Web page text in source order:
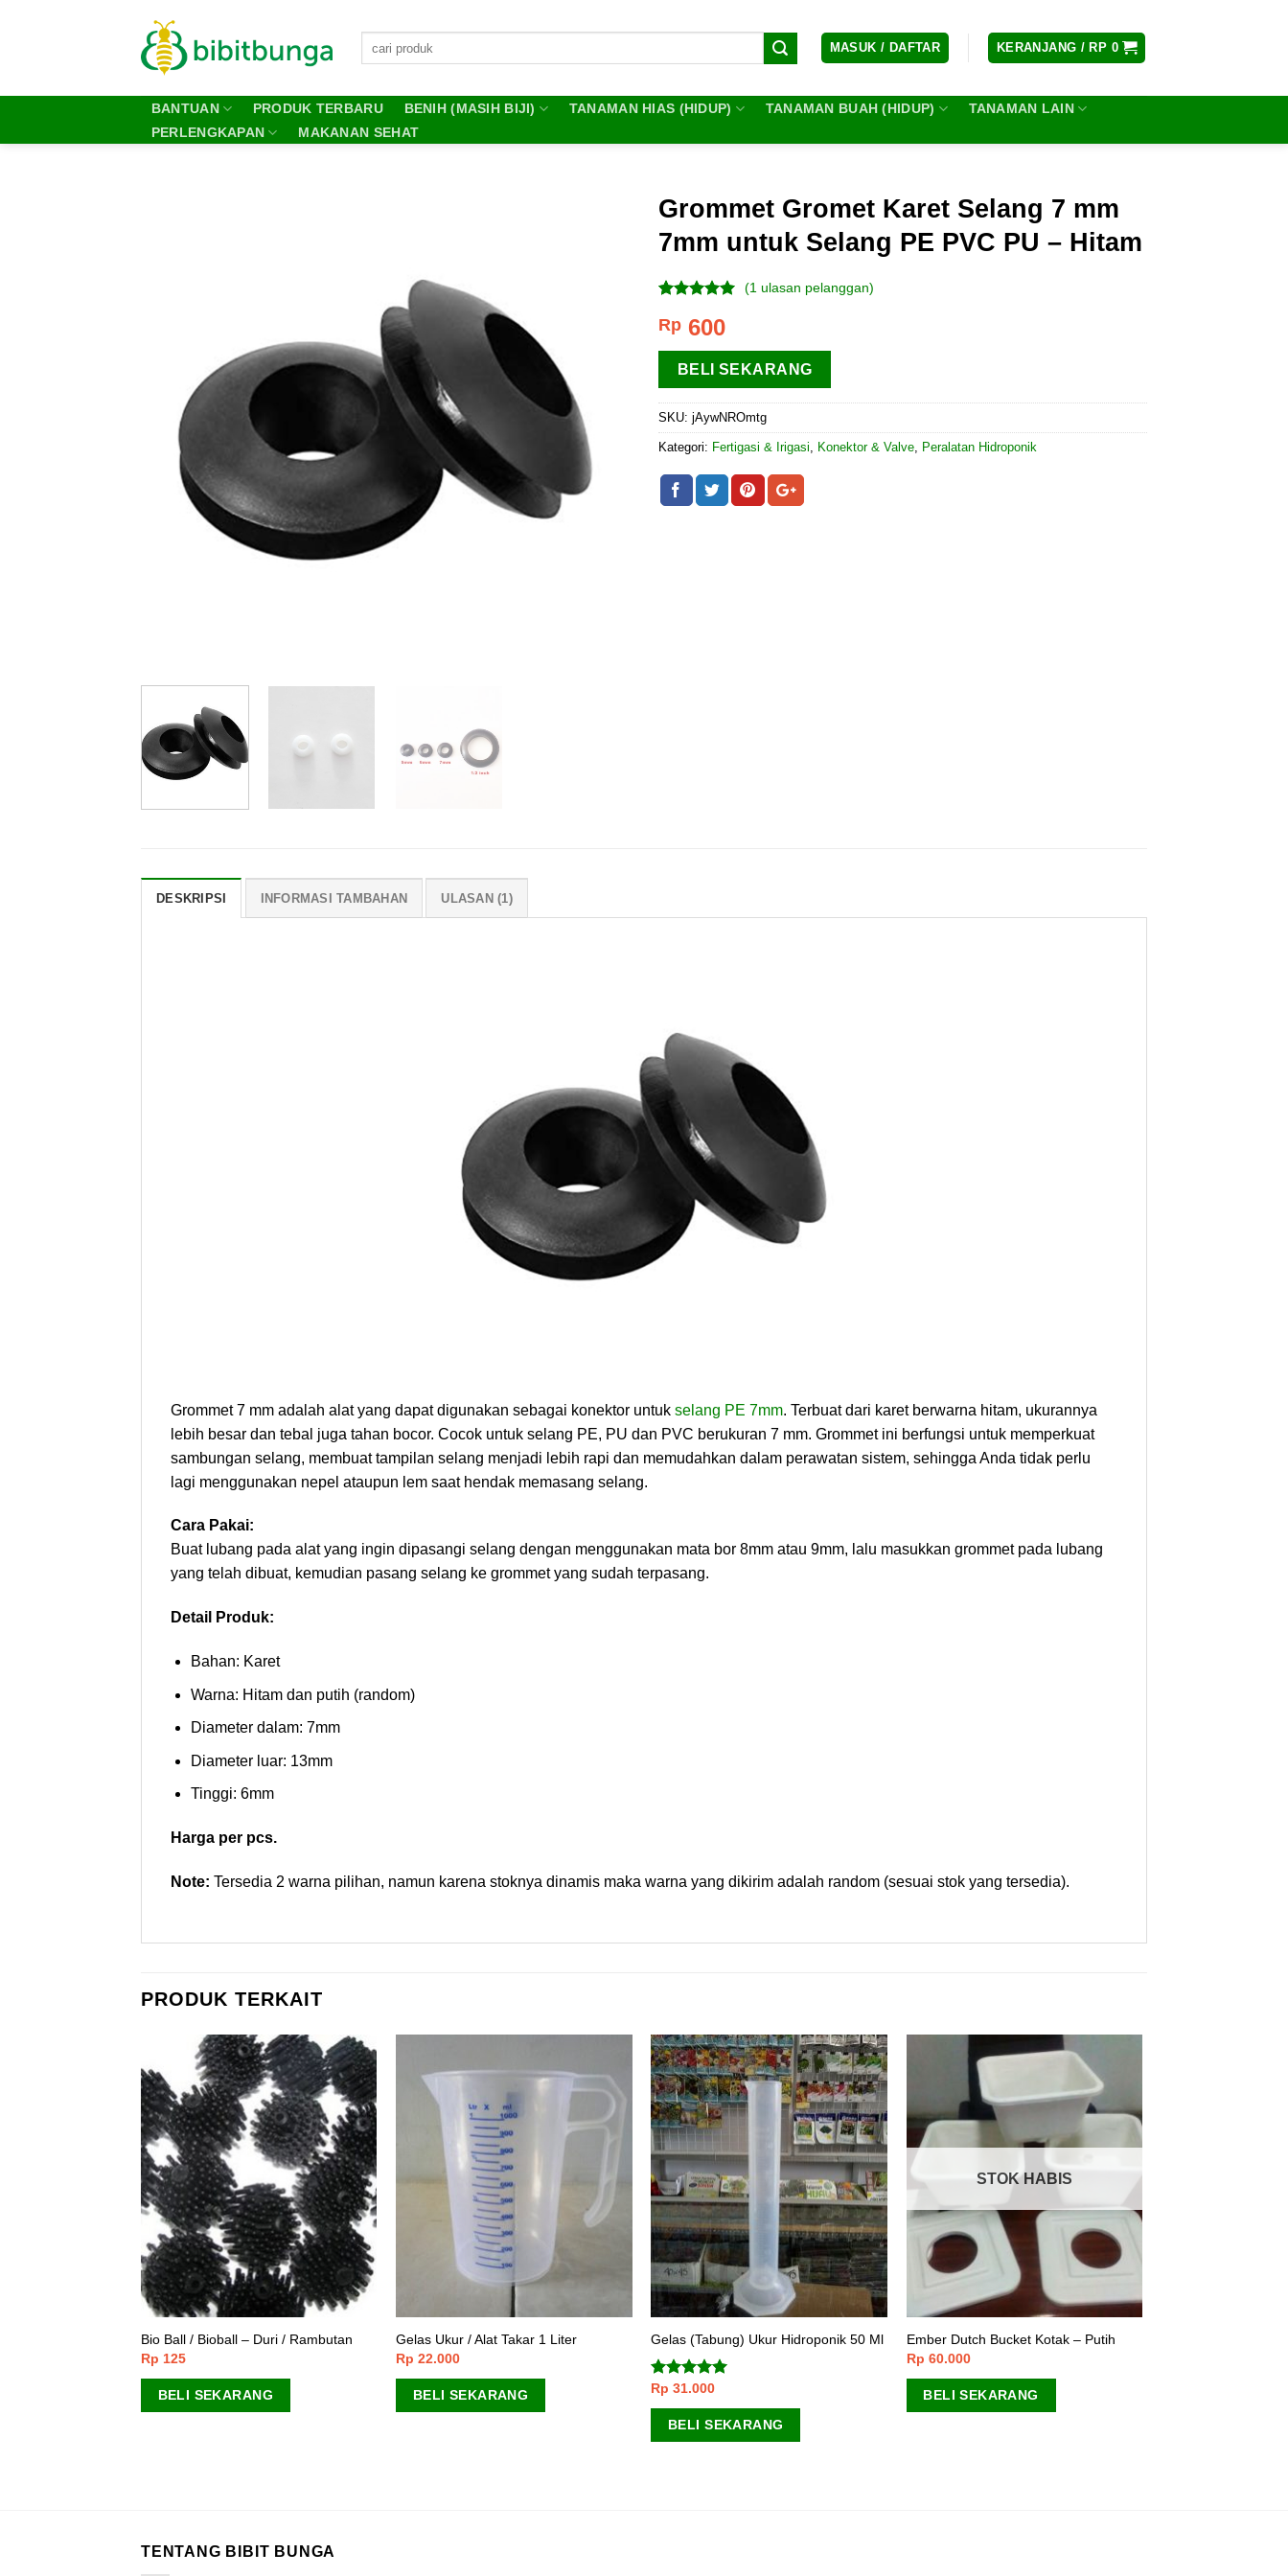
MASUK / DAFTAR KERANJANG / RP 0
BANTUAN PRODUK TERBARU BENIH (MASIH BIJI) TANAMAN HIAS (HIDUP) TANAMAN BUAH (HIDUP)
TANAMAN LAIN
PERLENGKAPAN
MAKANAN SEHAT
Grommet Gromet Karet Selang 7 mm
7mm untuk Selang PE PVC PU – Hitam
5.00 dari 5
berdasarkan
penilaian
pelanggan
(1 ulasan pelanggan)
Rp 600
BELI SEKARANG
SKU: jAywNROmtg
Kategori: Fertigasi & Irigasi, Konektor & Valve, Peralatan Hidroponik
DESKRIPSI INFORMASI TAMBAHAN ULASAN (1)
Grommet 7 mm adalah alat yang dapat digunakan sebagai konektor untuk selang PE 7mm. Terbuat dari karet berwarna hitam, ukurannya
lebih besar dan tebal juga tahan bocor. Cocok untuk selang PE, PU dan PVC berukuran 7 mm. Grommet ini berfungsi untuk memperkuat
sambungan selang, membuat tampilan selang menjadi lebih rapi dan memudahkan dalam perawatan sistem, sehingga Anda tidak perlu
lagi menggunakan nepel ataupun lem saat hendak memasang selang.
Cara Pakai:
Buat lubang pada alat yang ingin dipasangi selang dengan menggunakan mata bor 8mm atau 9mm, lalu masukkan grommet pada lubang
yang telah dibuat, kemudian pasang selang ke grommet yang sudah terpasang.
Detail Produk:
Bahan: Karet
Warna: Hitam dan putih (random)
Diameter dalam: 7mm
Diameter luar: 13mm
Tinggi: 6mm
Harga per pcs.
Note: Tersedia 2 warna pilihan, namun karena stoknya dinamis maka warna yang dikirim adalah random (sesuai stok yang tersedia).
PRODUK TERKAIT
Bio Ball / Bioball – Duri / Rambutan
Rp 125
BELI SEKARANG
Gelas Ukur / Alat Takar 1 Liter
Rp 22.000
BELI SEKARANG
Gelas (Tabung) Ukur Hidroponik 50 Ml
Dinilai5.00
Rp 31.000
BELI SEKARANG
STOK HABIS
Ember Dutch Bucket Kotak – Putih
Rp 60.000
BELI SEKARANG
TENTANG BIBIT BUNGA